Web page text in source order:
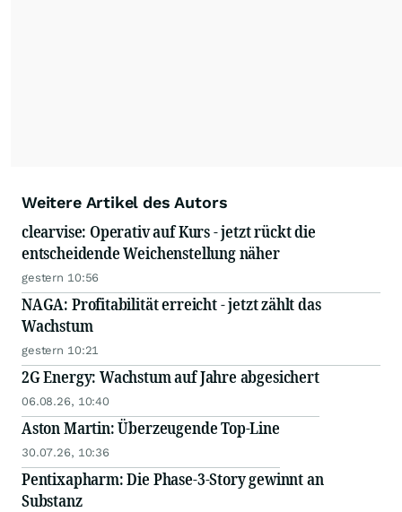
Weitere Artikel des Autors
clearvise: Operativ auf Kurs - jetzt rückt die
entscheidende Weichenstellung näher
gestern 10:56
NAGA: Profitabilität erreicht - jetzt zählt das
Wachstum
gestern 10:21
2G Energy: Wachstum auf Jahre abgesichert
06.08.26, 10:40
Aston Martin: Überzeugende Top-Line
30.07.26, 10:36
Pentixapharm: Die Phase-3-Story gewinnt an
Substanz